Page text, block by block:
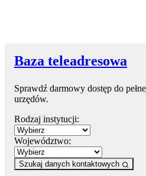
Baza teleadresowa
Sprawdź darmowy dostęp do
urzędów.
Rodzaj instytucji:
Województwo:
Szukaj danych kontaktowych